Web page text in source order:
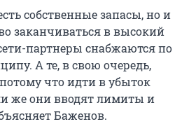
собственные запасы, но и
заканчиваться в высокий
партнеры снабжаются по
А те, в свою очередь,
что идти в убыток
же они вводят лимиты и
Баженов.